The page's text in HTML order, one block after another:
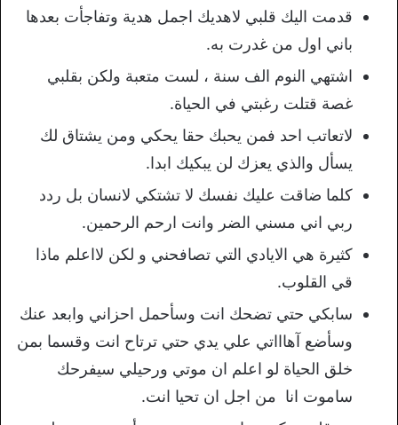
قدمت اليك قلبي لاهديك اجمل هدية وتفاجأت بعدها
باني اول من غدرت به.
اشتهي النوم الف سنة ، لست متعبة ولكن بقلبي
غصة قتلت رغبتي في الحياة.
لاتعاتب احد فمن يحبك حقا يحكي ومن يشتاق لك
يسأل والذي يعزك لن يبكيك ابدا.
كلما ضاقت عليك نفسك لا تشتكي لانسان بل ردد
ربي اني مسني الضر وانت ارحم الرحمين.
كثيرة هي الايادي التي تصافحني و لكن لااعلم ماذا
قي القلوب.
سابكي حتي تضحك انت وسأحمل احزاني وابعد عنك
وسأضع آهاااتي علي يدي حتي ترتاح انت وقسما بمن
خلق الحياة لو اعلم ان موتي ورحيلي سيفرحك
ساموت انا من اجل ان تحيا انت.